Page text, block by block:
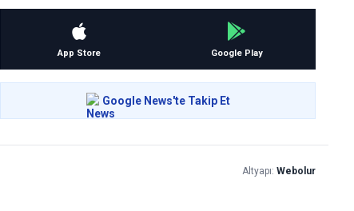
App Store Google Play
Google News'te Takip Et
Altyapı: Webolur